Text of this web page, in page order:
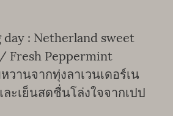
day : Netherland sweet
Fresh Peppermint
วานจากทุ่งลาเวนเดอร์เน
ะเย็นสดชื่นโล่งใจจากเปป